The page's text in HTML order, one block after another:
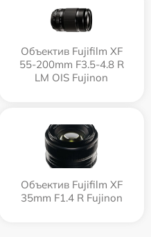
Объектив Fujifilm XF
55-200mm F3.5-4.8 R
LM OIS Fujinon
Объектив Fujifilm XF
35mm F1.4 R Fujinon